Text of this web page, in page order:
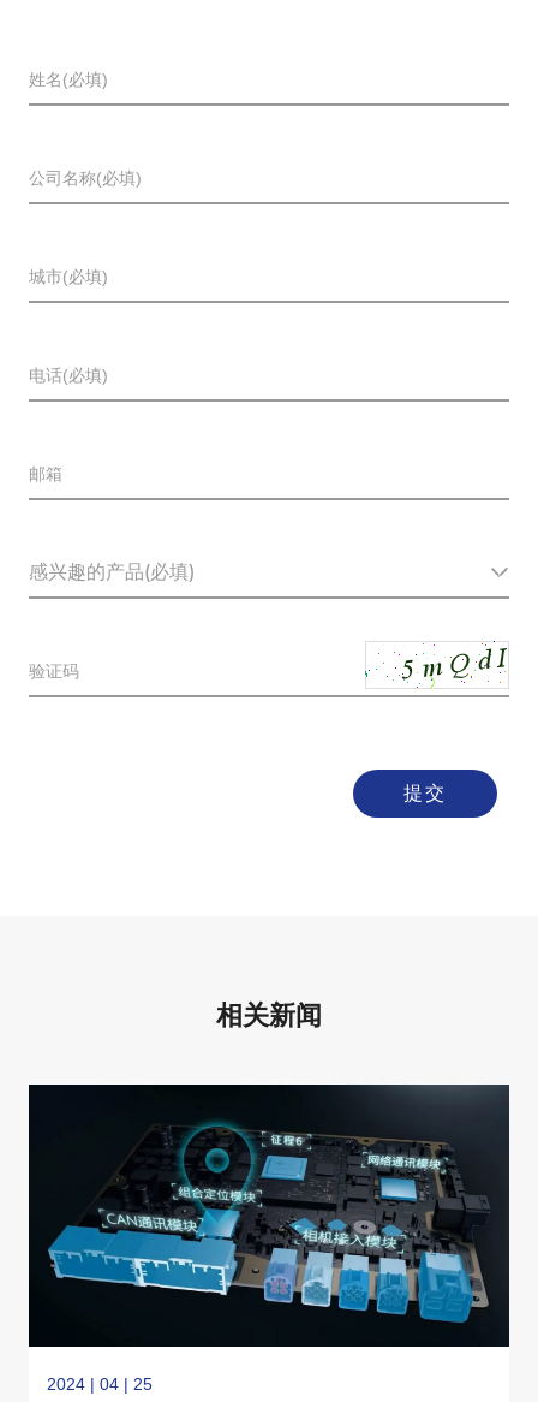
姓名(必填)
公司名称(必填)
城市(必填)
电话(必填)
邮箱
验证码
提交
相关新闻
2024 | 04 | 25